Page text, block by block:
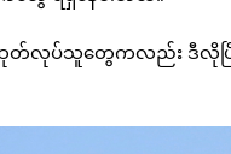
ထုတ်လုပ်သူတွေကလည်း ဒီလို